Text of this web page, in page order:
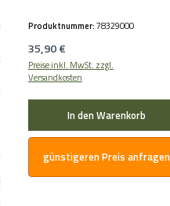
Produktnummer:78329000
Regulärer Preis:
35,90 €
Preise inkl. MwSt. zzgl.
Versandkosten
In den Warenkorb
günstigeren Preis anfragen